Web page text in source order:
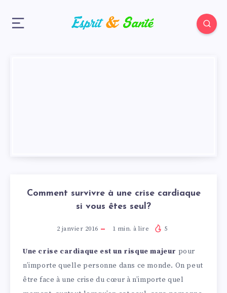
Comment survivre à une crise cardiaque
si vous êtes seul?
2 janvier 2016 1 min. à lire 5
Une crise cardiaque est un risque majeur pour
n’importe quelle personne dans ce monde. On peut
être face à une crise du cœur à n’importe quel